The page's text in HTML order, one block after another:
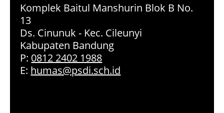
Komplek Baitul Manshurin Blok B No.
13
Ds. Cinunuk - Kec. Cileunyi
Kabupaten Bandung
P: 0812 2402 1988
E: humas@psdi.sch.id